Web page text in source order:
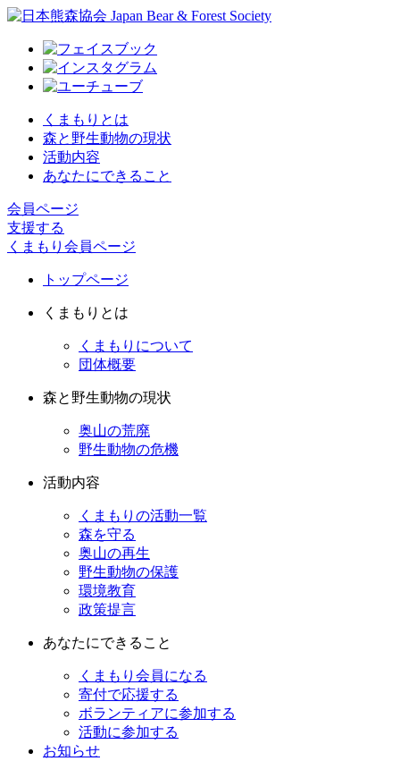
くまもりとは
森と野生動物の現状
活動内容
あなたにできること
会員ページ
支援する
くまもり会員ページ
トップページ
くまもりとは
くまもりについて
団体概要
森と野生動物の現状
奥山の荒廃
野生動物の危機
活動内容
くまもりの活動一覧
森を守る
奥山の再生
野生動物の保護
環境教育
政策提言
あなたにできること
くまもり会員になる
寄付で応援する
ボランティアに参加する
活動に参加する
お知らせ